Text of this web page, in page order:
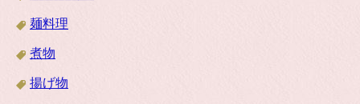
麺料理
煮物
揚げ物